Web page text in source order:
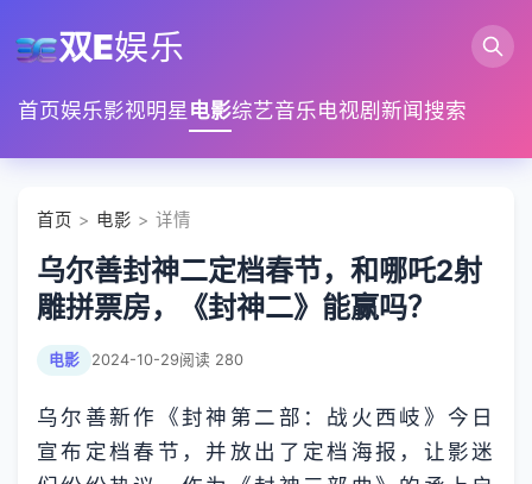
双E娱乐
首页娱乐影视明星电影综艺音乐电视剧 新闻搜索
首页 > 电影 > 详情
乌尔善封神二定档春节，和哪吒2射
雕拼票房，《封神二》能赢吗？
电影 2024-10-29阅读 280
乌尔善新作《封神第二部：战火西岐》今日
宣布定档春节，并放出了定档海报，让影迷